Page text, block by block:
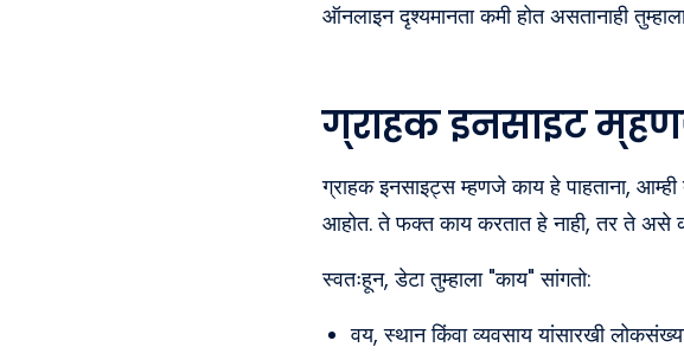
ऑनलाइन दृश्यमानता कमी होत असतानाही
ग्राहक इनसाइट
ग्राहक इनसाइट्स म्हणजे काय हे पाहताना,
आहोत. ते फक्त काय करतात हे नाही, तर ते
स्वतःहून, डेटा तुम्हाला "काय" सांगतो:
वय, स्थान किंवा व्यवसाय यांसारखी